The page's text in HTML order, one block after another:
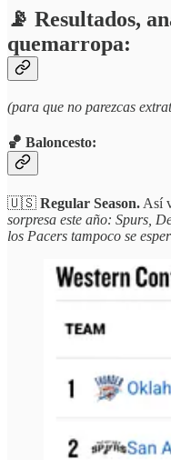
📡 Resultados,
quemarropa:
(para que no parezcas
🏀 Baloncesto:
🇺🇸 Regular Season. Así
sorpresa este año: Spurs,
los Pacers tampoco se